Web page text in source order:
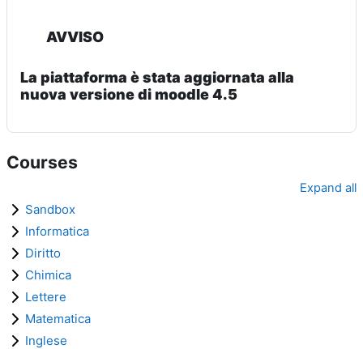
AVVISO
La piattaforma è stata aggiornata alla
nuova versione di moodle 4.5
Courses
Expand all
Sandbox
Informatica
Diritto
Chimica
Lettere
Matematica
Inglese